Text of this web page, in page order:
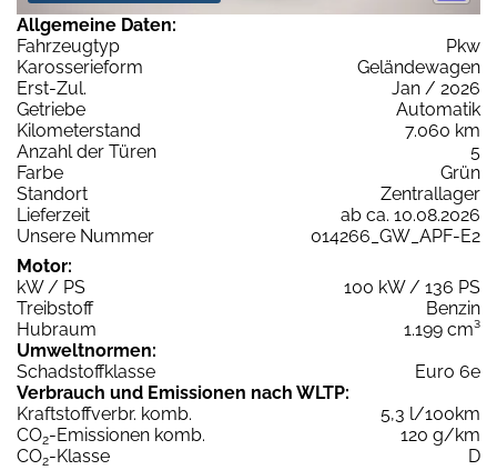
Allgemeine Daten:
Fahrzeugtyp
Pkw
Karosserieform
Geländewagen
Erst-Zul.
Jan / 2026
Getriebe
Automatik
Kilometerstand
7.060 km
Anzahl der Türen
5
Farbe
Grün
Standort
Zentrallager
Lieferzeit
ab ca. 10.08.2026
Unsere Nummer
014266_GW_APF-E2
Motor:
kW / PS
100 kW / 136 PS
Treibstoff
Benzin
Hubraum
1.199 cm³
Umweltnormen:
Schadstoffklasse
Euro 6e
Verbrauch und Emissionen nach WLTP:
Kraftstoffverbr. komb.
5,3 l/100km
CO2-Emissionen komb.
120 g/km
CO2-Klasse
D